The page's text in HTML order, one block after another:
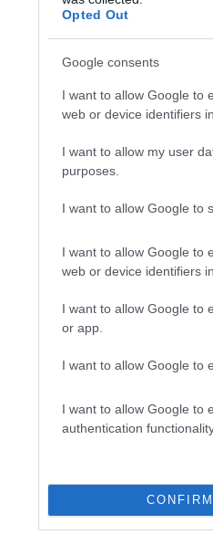
Opted Out
Google consents
I want to allow Google to
web or device identifiers
I want to allow my user
purposes.
I want to allow Google to
I want to allow Google to
web or device identifiers
I want to allow Google to
or app.
I want to allow Google to
I want to allow Google to
authentication
CONFIRM
κάνναβης
τα οποία
στην αρμόδια